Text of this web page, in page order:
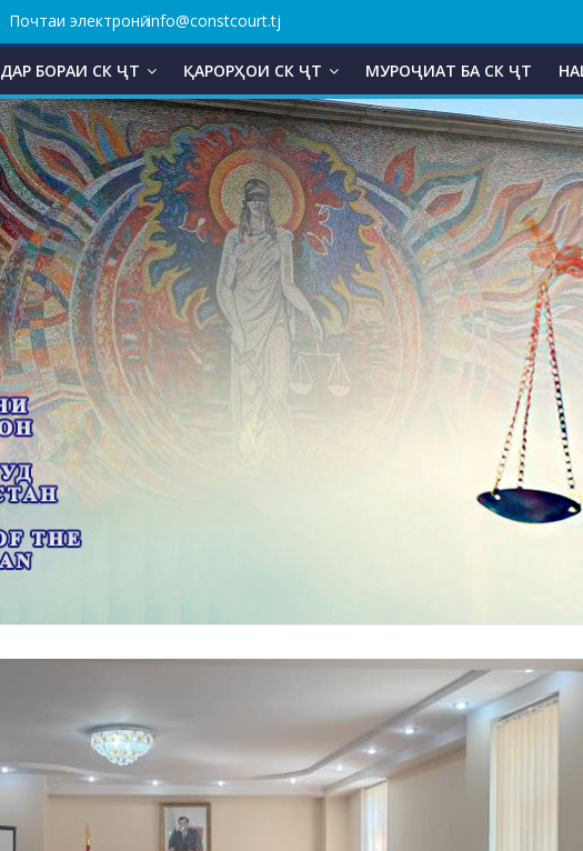
Почтаи электронӣ: info@constcourt.tj
ДАР БОРАИ СК ҶТ ҚАРОРҲОИ СК ҶТ МУРОҶИАТ БА СК ҶТ